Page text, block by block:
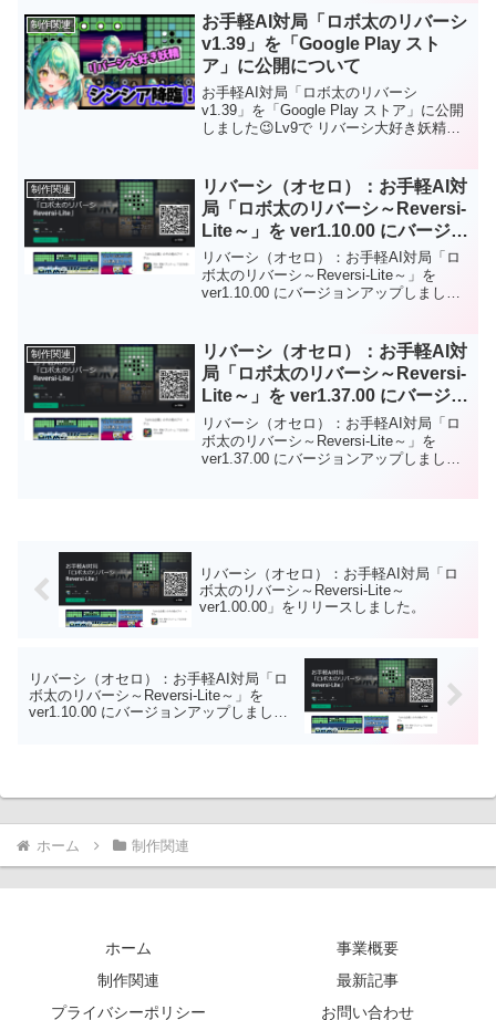
「タイトル」画面を変更しました。 Unity
バージョンを「ver2020.3.15f2」にアップ
しました。ダウンロードなしでＰＣのブ
ラウザで遊ぶことができます。もちろん
フリーソフトです。
が落ちてきますので同じ種類の宝玉（パ
ール）を３つ以上つなげてください。
Android版は「Google Play ストア」から
ダウンロードしてから遊ぶことができま
す。Web版はダウンロードなしでＰＣの
ブラウザで遊ぶことができます。もちろ
んフリーソフトです。応援、よろしくお
願いします。
制作関連
お手軽AI対局「ロボ太のリバーシ
v1.39」を「Google Play スト
ア」に公開について
お手軽AI対局「ロボ太のリバーシ
v1.39」を「Google Play ストア」に公開
しました😉Lv9で リバーシ大好き妖精
⚔https://play.google.com/store/apps/deta
ils?id=com.HatanaKikaku.ReversiLite君は
「ロボ太」、「シンシア」に勝てるか
な？是非是非、お試しください🥳
制作関連
リバーシ（オセロ）：お手軽AI対
局「ロボ太のリバーシ～Reversi-
Lite～」を ver1.10.00 にバージョ
ンアップしました。
リバーシ（オセロ）：お手軽AI対局「ロ
ボ太のリバーシ～Reversi-Lite～」を
ver1.10.00 にバージョンアップしまし
ます！ロボ太エフェクト、ロボ太ツィー
トがおもしろい！など他のリバーシには
ない要素あり！通勤・通学中にサクッと
短時間で遊べますので 是非是非、お試し
ください。対戦はAIのみで強さは初級～
中級程度。今後も改良を加えてAIの強さ
を強化！上級者でも満足できるようレベ
ル調整をしようと思っています。Android
しくお願いします。
制作関連
リバーシ（オセロ）：お手軽AI対
局「ロボ太のリバーシ～Reversi-
Lite～」を ver1.37.00 にバージョ
ンアップしました。
リバーシ（オセロ）：お手軽AI対局「ロ
ボ太のリバーシ～Reversi-Lite～」を
ver1.37.00 にバージョンアップしまし
短時間で遊べますので 是非是非、お試し
ください。※ こちらはWeb版になります
のでご留意ください。Android版ではあり
ません。主なバージョンアップ内容は次
ル7」を追加しました。
リバーシ（オセロ）：お手軽AI対局「ロ
ボ太のリバーシ～Reversi-Lite～
ver1.00.00」をリリースしました。
リバーシ（オセロ）：お手軽AI対局「ロ
ボ太のリバーシ～Reversi-Lite～」を
ver1.10.00 にバージョンアップしまし
ホーム 制作関連
ホーム
事業概要
制作関連
最新記事
プライバシーポリシー
お問い合わせ